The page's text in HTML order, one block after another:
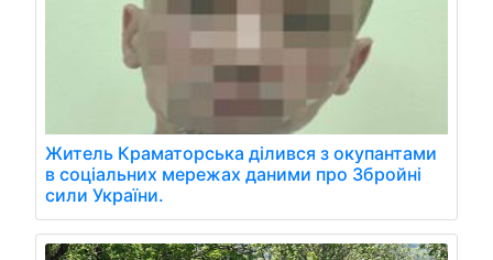
Житель Краматорська ділився з окупантами
в соціальних мережах даними про Збройні
сили України.